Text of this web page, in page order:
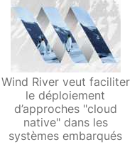
Wind River veut faciliter
le déploiement
d’approches "cloud
native" dans les
systèmes embarqués